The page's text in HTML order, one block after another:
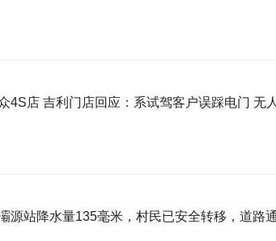
吉利星愿试
源站降水量135毫米，村民已安全转移，道路